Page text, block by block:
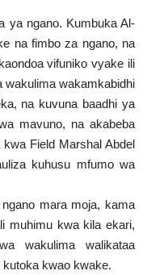
ya ngano. Kumbuka Al-
na fimbo za ngano, na
vifuniko vyake ili
wakulima wakamkabidhi
na kuvuna baadhi ya
mavuno, na akabeba
Field Marshal Abdel
kuhusu mfumo wa
mara moja, kama
muhimu kwa kila ekari,
wakulima walikataa
kwao kwake.